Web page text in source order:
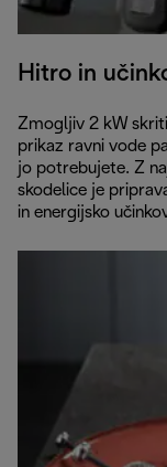
Hitro in
Zmogljiv 2 kW
prikaz ravni vode
jo potrebujete. Z
skodelice je
in energijsko